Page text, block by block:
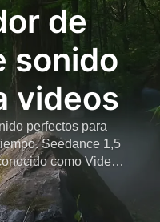
de
sonido
videos
perfectos para
Seedance 1,5
como Video
al instante,
mientras mejora
Dreamina hoy!